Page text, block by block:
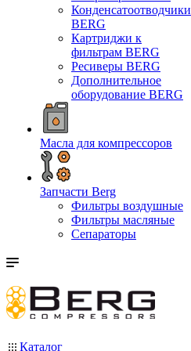
Конденсатоотводчики
BERG
Картриджи к
фильтрам BERG
Ресиверы BERG
Дополнительное
оборудование BERG
Масла для компрессоров
Запчасти Berg
Фильтры воздушные
Фильтры масляные
Сепараторы
Каталог